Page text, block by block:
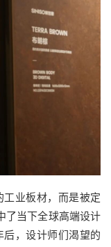
工业板材，而是被定
了当下全球高端设计
，设计师们渴望的